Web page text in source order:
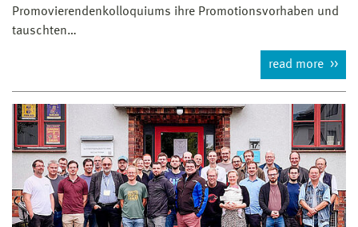
Promovierendenkolloquiums ihre Promotionsvorhaben und
tauschten…
read more